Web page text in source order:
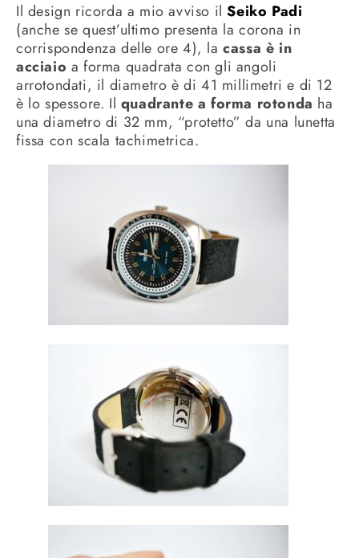
Il design ricorda a mio avviso ilSeiko Padi
(anche se quest’ultimo presenta la corona in
corrispondenza delle ore 4), lacassa è in
acciaio a forma quadrata con gli angoli
arrotondati, il diametro è di 41 millimetri e di 12
è lo spessore. Il quadrante a forma rotonda ha
una diametro di 32 mm, “protetto” da una lunetta
fissa con scala tachimetrica.